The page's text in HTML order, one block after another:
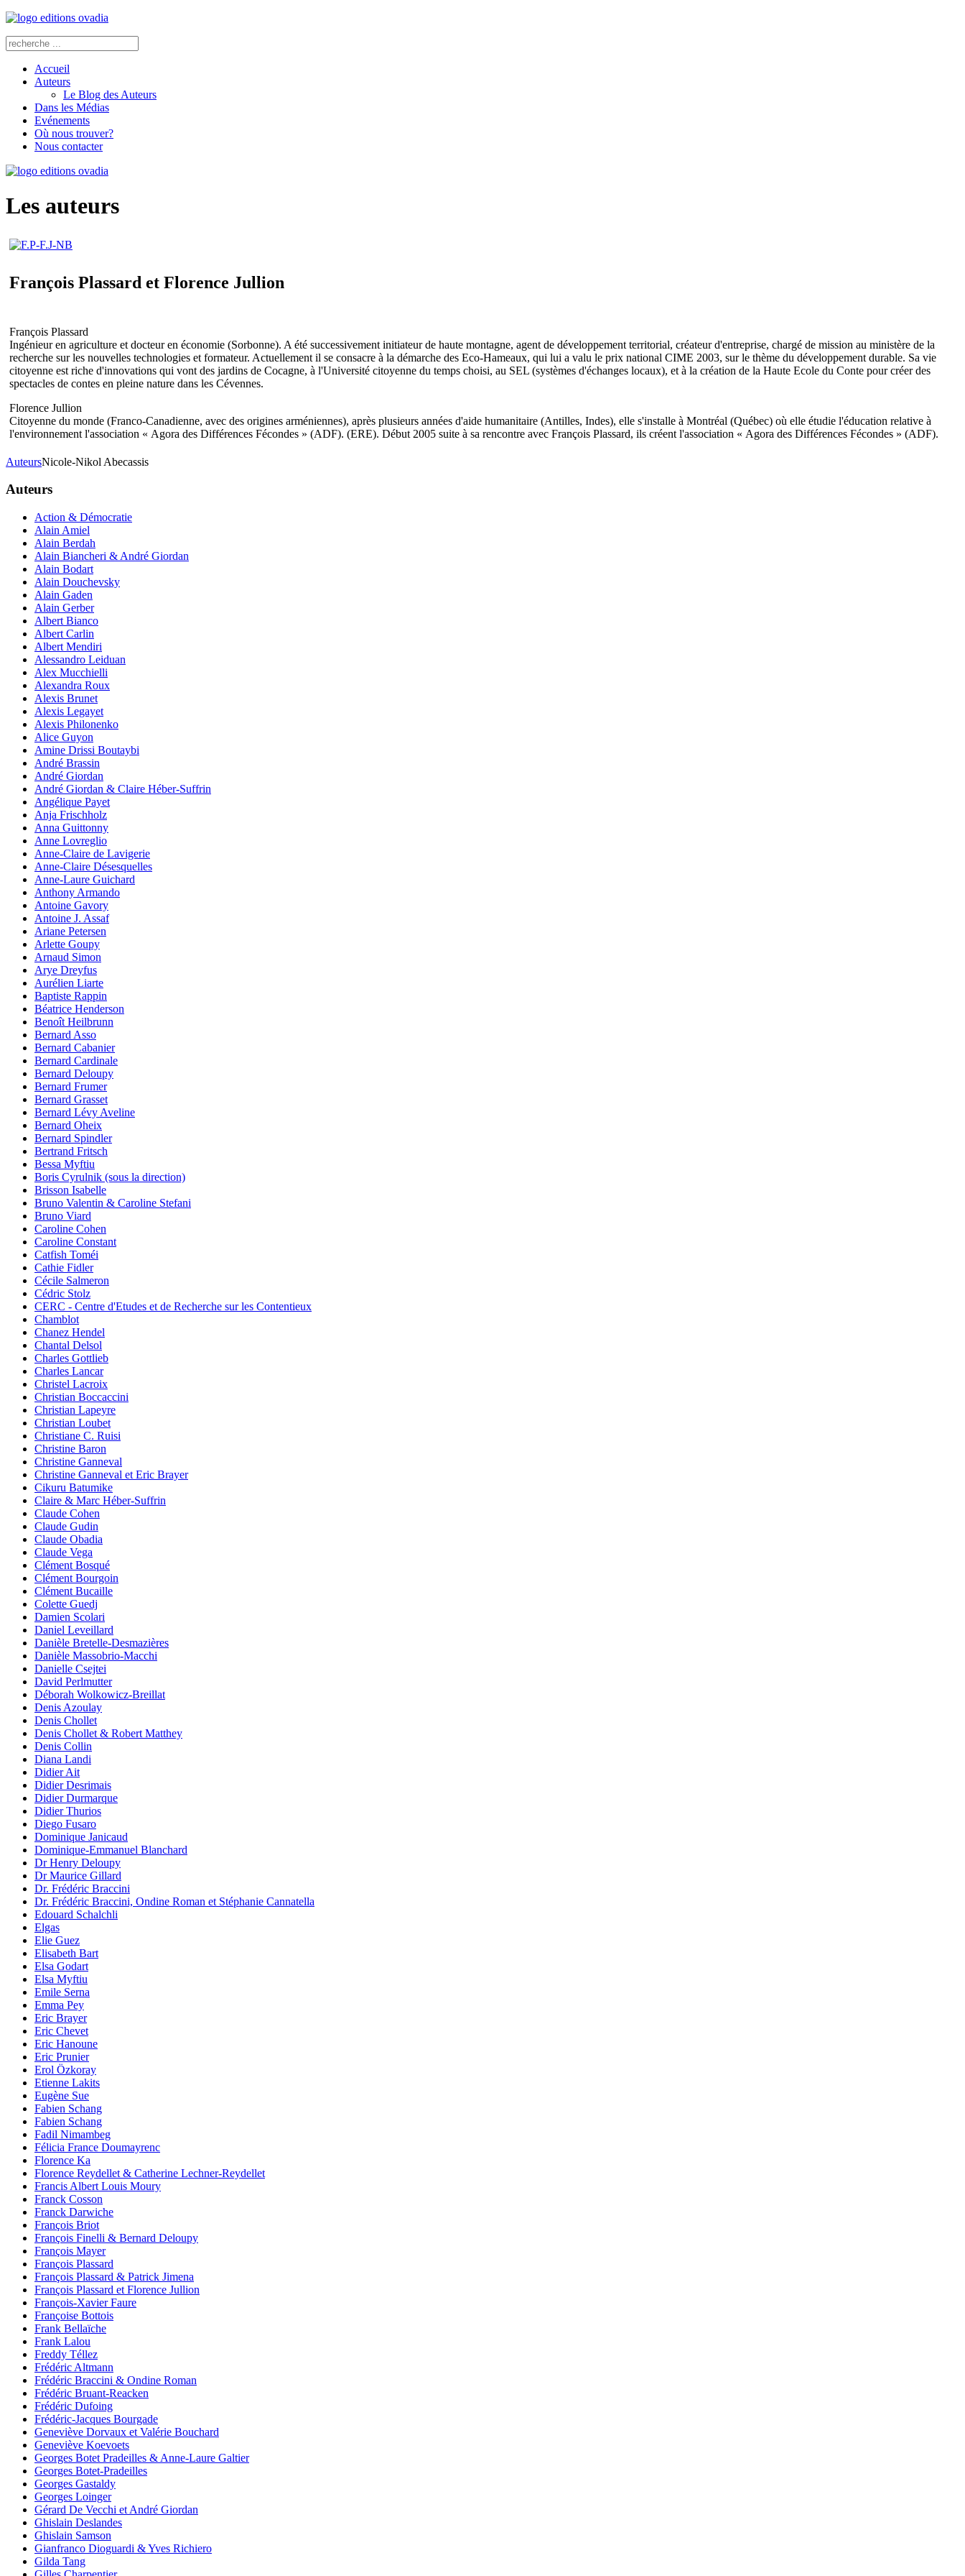
Accueil
Auteurs
Le Blog des Auteurs
Dans les Médias
Evénements
Où nous trouver?
Nous contacter
Les auteurs
François Plassard et Florence Jullion
François Plassard
Ingénieur en agriculture et docteur en économie (Sorbonne). A été successivement initiateur de haute montagne, agent de développement territorial, créateur d'entreprise, chargé de mission au ministère de la
recherche sur les nouvelles technologies et formateur. Actuellement il se consacre à la démarche des Eco-Hameaux, qui lui a valu le prix national CIME 2003, sur le thème du développement durable. Sa vie
citoyenne est riche d'innovations qui vont des jardins de Cocagne, à l'Université citoyenne du temps choisi, au SEL (systèmes d'échanges locaux), et à la création de la Haute Ecole du Conte pour créer des
spectacles de contes en pleine nature dans les Cévennes.
Florence Jullion
Citoyenne du monde (Franco-Canadienne, avec des origines arméniennes), après plusieurs années d'aide humanitaire (Antilles, Indes), elle s'installe à Montréal (Québec) où elle étudie l'éducation relative à
l'environnement l'association « Agora des Différences Fécondes » (ADF). (ERE). Début 2005 suite à sa rencontre avec François Plassard, ils créent l'association « Agora des Différences Fécondes » (ADF).
AuteursNicole-Nikol Abecassis
Auteurs
Action & Démocratie
Alain Amiel
Alain Berdah
Alain Biancheri & André Giordan
Alain Bodart
Alain Douchevsky
Alain Gaden
Alain Gerber
Albert Bianco
Albert Carlin
Albert Mendiri
Alessandro Leiduan
Alex Mucchielli
Alexandra Roux
Alexis Brunet
Alexis Legayet
Alexis Philonenko
Alice Guyon
Amine Drissi Boutaybi
André Brassin
André Giordan
André Giordan & Claire Héber-Suffrin
Angélique Payet
Anja Frischholz
Anna Guittonny
Anne Lovreglio
Anne-Claire de Lavigerie
Anne-Claire Désesquelles
Anne-Laure Guichard
Anthony Armando
Antoine Gavory
Antoine J. Assaf
Ariane Petersen
Arlette Goupy
Arnaud Simon
Arye Dreyfus
Aurélien Liarte
Baptiste Rappin
Béatrice Henderson
Benoît Heilbrunn
Bernard Asso
Bernard Cabanier
Bernard Cardinale
Bernard Deloupy
Bernard Frumer
Bernard Grasset
Bernard Lévy Aveline
Bernard Oheix
Bernard Spindler
Bertrand Fritsch
Bessa Myftiu
Boris Cyrulnik (sous la direction)
Brisson Isabelle
Bruno Valentin & Caroline Stefani
Bruno Viard
Caroline Cohen
Caroline Constant
Catfish Toméi
Cathie Fidler
Cécile Salmeron
Cédric Stolz
CERC - Centre d'Etudes et de Recherche sur les Contentieux
Chamblot
Chanez Hendel
Chantal Delsol
Charles Gottlieb
Charles Lancar
Christel Lacroix
Christian Boccaccini
Christian Lapeyre
Christian Loubet
Christiane C. Ruisi
Christine Baron
Christine Ganneval
Christine Ganneval et Eric Brayer
Cikuru Batumike
Claire & Marc Héber-Suffrin
Claude Cohen
Claude Gudin
Claude Obadia
Claude Vega
Clément Bosqué
Clément Bourgoin
Clément Bucaille
Colette Guedj
Damien Scolari
Daniel Leveillard
Danièle Bretelle-Desmazières
Danièle Massobrio-Macchi
Danielle Csejtei
David Perlmutter
Déborah Wolkowicz-Breillat
Denis Azoulay
Denis Chollet
Denis Chollet & Robert Matthey
Denis Collin
Diana Landi
Didier Ait
Didier Desrimais
Didier Durmarque
Didier Thurios
Diego Fusaro
Dominique Janicaud
Dominique-Emmanuel Blanchard
Dr Henry Deloupy
Dr Maurice Gillard
Dr. Frédéric Braccini
Dr. Frédéric Braccini, Ondine Roman et Stéphanie Cannatella
Edouard Schalchli
Elgas
Elie Guez
Elisabeth Bart
Elsa Godart
Elsa Myftiu
Emile Serna
Emma Pey
Eric Brayer
Eric Chevet
Eric Hanoune
Eric Prunier
Erol Özkoray
Etienne Lakits
Eugène Sue
Fabien Schang
Fabien Schang
Fadil Nimambeg
Félicia France Doumayrenc
Florence Ka
Florence Reydellet & Catherine Lechner-Reydellet
Francis Albert Louis Moury
Franck Cosson
Franck Darwiche
François Briot
François Finelli & Bernard Deloupy
François Mayer
François Plassard
François Plassard & Patrick Jimena
François Plassard et Florence Jullion
François-Xavier Faure
Françoise Bottois
Frank Bellaïche
Frank Lalou
Freddy Téllez
Frédéric Altmann
Frédéric Braccini & Ondine Roman
Frédéric Bruant-Reacken
Frédéric Dufoing
Frédéric-Jacques Bourgade
Geneviève Dorvaux et Valérie Bouchard
Geneviève Koevoets
Georges Botet Pradeilles & Anne-Laure Galtier
Georges Botet-Pradeilles
Georges Gastaldy
Georges Loinger
Gérard De Vecchi et André Giordan
Ghislain Deslandes
Ghislain Samson
Gianfranco Dioguardi & Yves Richiero
Gilda Tang